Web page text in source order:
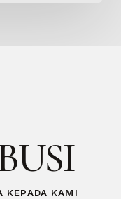
KEPADA KAMI